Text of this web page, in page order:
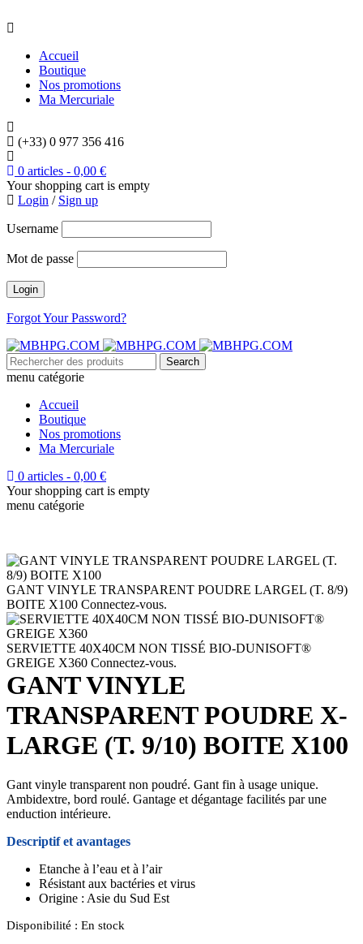
Accueil
Boutique
Nos promotions
Ma Mercuriale
(+33) 0 977 356 416
0 articles - 0,00 €
Your shopping cart is empty
Login / Sign up
Username
Mot de passe
Forgot Your Password?
menu catégorie
Accueil
Boutique
Nos promotions
Ma Mercuriale
0 articles - 0,00 €
Your shopping cart is empty
menu catégorie
GANT VINYLE TRANSPARENT POUDRE LARGEL (T. 8/9)
BOITE X100 Connectez-vous.
SERVIETTE 40X40CM NON TISSÉ BIO-DUNISOFT®
GREIGE X360 Connectez-vous.
GANT VINYLE
TRANSPARENT POUDRE X-
LARGE (T. 9/10) BOITE X100
Gant vinyle transparent non poudré. Gant fin à usage unique.
Ambidextre, bord roulé. Gantage et dégantage facilités par une
enduction intérieure.
Descriptif et avantages
Etanche à l’eau et à l’air
Résistant aux bactéries et virus
Origine : Asie du Sud Est
Disponibilité : En stock